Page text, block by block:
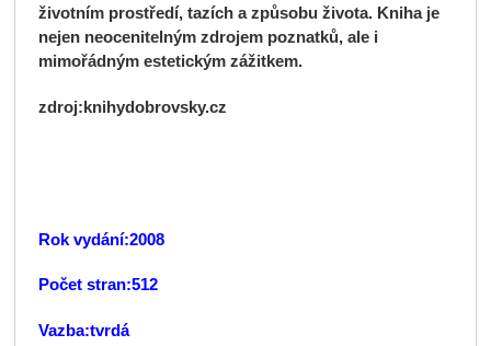
životním prostředí, tazích a způsobu života. Kniha je
nejen neocenitelným zdrojem poznatků, ale i
mimořádným estetickým zážitkem.
zdroj:knihydobrovsky.cz
Rok vydání:2008
Počet stran:512
Vazba:tvrdá